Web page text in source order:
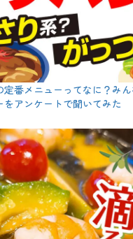
定番メニューってなに？み
をアンケートで聞いてみた